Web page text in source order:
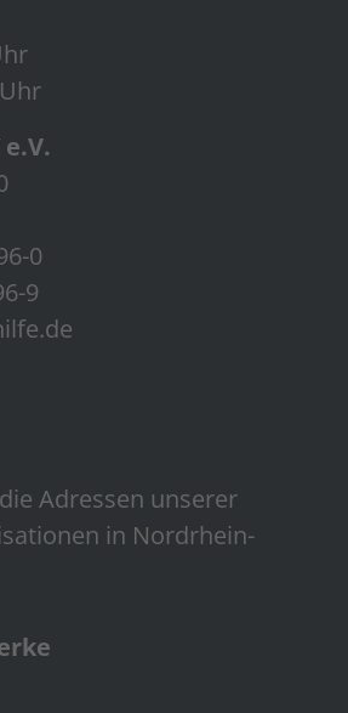
0
9
Adressen unserer
in Nordrhein-